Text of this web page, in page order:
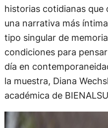
historias cotidianas
una narrativa más
tipo singular de
condiciones para
día en
la muestra, Diana
académica de